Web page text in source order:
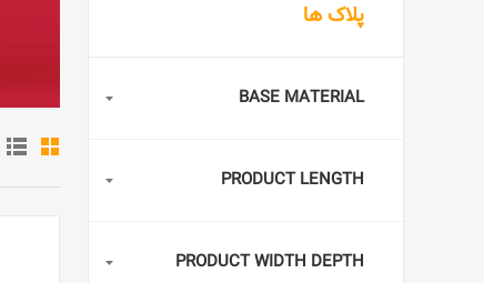
پلاک ها
BASE MATERIAL
PRODUCT LENGTH
PRODUCT WIDTH DEPTH